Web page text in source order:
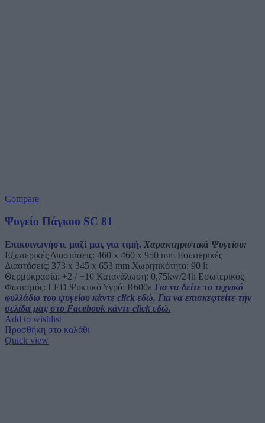
Compare
Ψυγείο Πάγκου SC 81
Επικοινωνήστε μαζί μας για τιμή. Χαρακτηριστικά Ψυγείου:
Εξωτερικές Διαστάσεις: 460 x 460 x 950 mm Εσωτερικές
Διαστάσεις: 373 x 345 x 653 mm Χωρητικότητα: 90 lt
Θερμοκρασία: +2 / +10 Κατανάλωση: 0,75kw/24h Εσωτερικός
Φωτισμός: LED Ψυκτικό Υγρό: R600a Για να δείτε το τεχνικό
φυλλάδιο του ψυγείου κάντε click εδώ. Για να επισκεφτείτε την
σελίδα μας στο Facebook κάντε click εδώ.
Add to wishlist
Προσθήκη στο καλάθι
Quick view